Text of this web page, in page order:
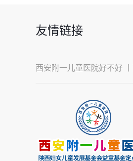
友情链接
西安附一儿童医院好不好 丨